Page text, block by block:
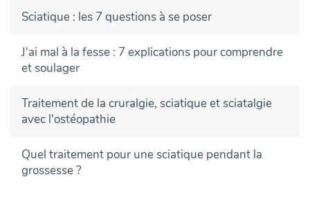
Sciatique : les 7 questions à se poser
J'ai mal à la fesse : 7 explications pour comprendre
et soulager
Traitement de la cruralgie, sciatique et sciatalgie
avec l'ostéopathie
Quel traitement pour une sciatique pendant la
grossesse ?